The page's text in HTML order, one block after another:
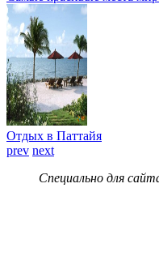
Отдых в Паттайя
prev next
Специально для